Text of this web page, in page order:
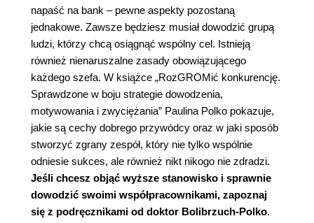
napaść na bank – pewne aspekty pozostaną
jednakowe. Zawsze będziesz musiał dowodzić grupą
ludzi, którzy chcą osiągnąć wspólny cel. Istnieją
również nienaruszalne zasady obowiązującego
każdego szefa. W książce „RozGROMić konkurencję.
Sprawdzone w boju strategie dowodzenia,
motywowania i zwyciężania” Paulina Polko pokazuje,
jakie są cechy dobrego przywódcy oraz w jaki sposób
stworzyć zgrany zespół, który nie tylko wspólnie
odniesie sukces, ale również nikt nikogo nie zdradzi.
Jeśli chcesz objąć wyższe stanowisko i sprawnie
dowodzić swoimi współpracownikami, zapoznaj
się z podręcznikami od doktor Bolibrzuch-Polko.